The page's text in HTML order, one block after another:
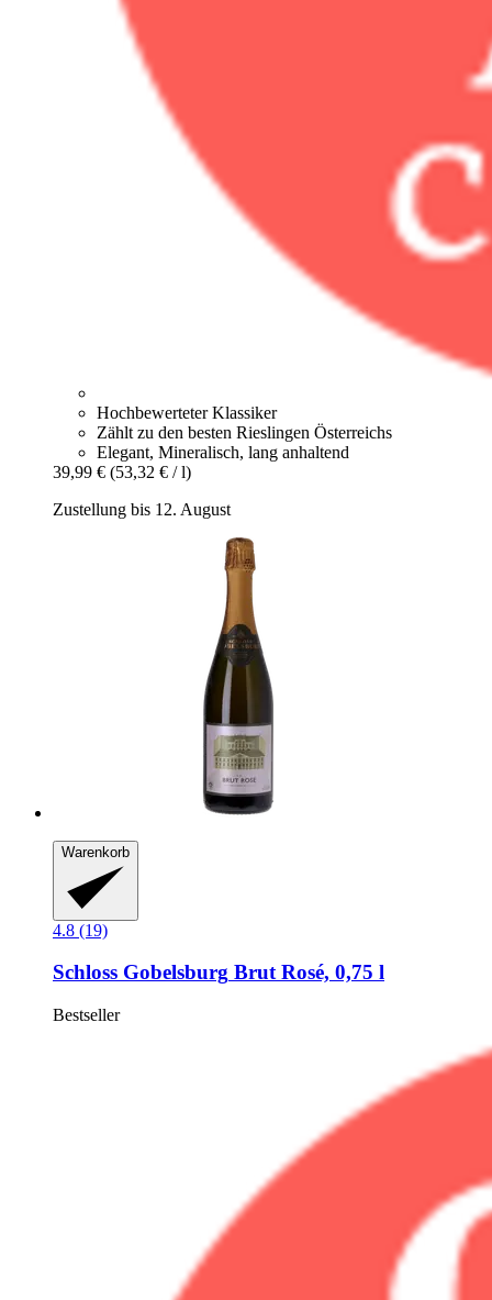
Hochbewerteter Klassiker
Zählt zu den besten Rieslingen Österreichs
Elegant, Mineralisch, lang anhaltend
39,99 € (53,32 € / l)
Zustellung bis 12. August
Warenkorb
4.8 (19)
Schloss Gobelsburg Brut Rosé, 0,75 l
Bestseller